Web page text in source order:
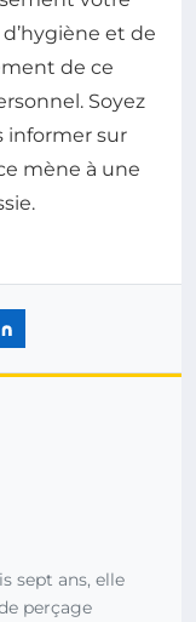
et de
de ce
Soyez
informer sur
mène à une
sept ans, elle
perçage